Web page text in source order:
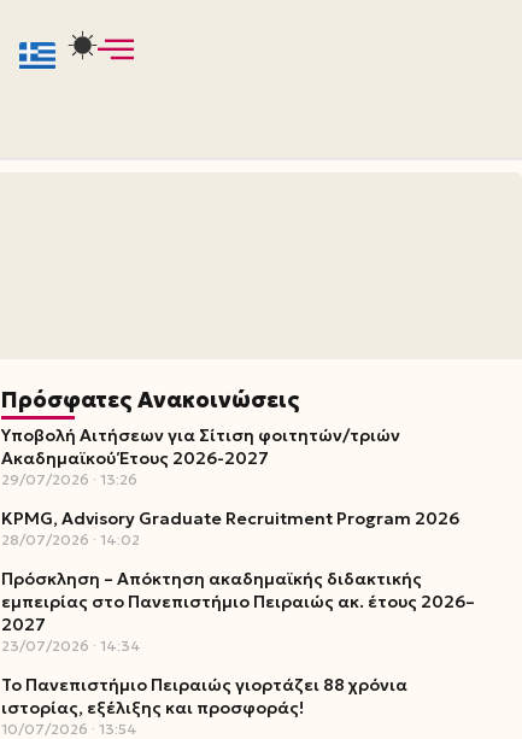
Πρόσφατες Ανακοινώσεις
Υποβολή Αιτήσεων για Σίτιση φοιτητών/τριών
Ακαδημαϊκού Έτους 2026-2027
29/07/2026 13:26
KPMG, Advisory Graduate Recruitment Program 2026
28/07/2026 14:02
Πρόσκληση – Απόκτηση ακαδημαϊκής διδακτικής
εμπειρίας στο Πανεπιστήμιο Πειραιώς ακ. έτους 2026–
2027
23/07/2026 14:34
Το Πανεπιστήμιο Πειραιώς γιορτάζει 88 χρόνια
ιστορίας, εξέλιξης και προσφοράς!
10/07/2026 13:54